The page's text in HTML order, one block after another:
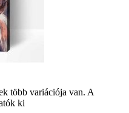
több variációja van. A
ki